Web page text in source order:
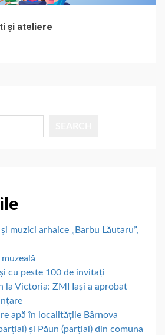
și ateliere
muzici arhaice „Barbu Lăutaru”,
cu peste 100 de invitați
la Victoria: ZMI Iași a aprobat
apă în localitățile Bârnova
și Păun (parțial) din comuna